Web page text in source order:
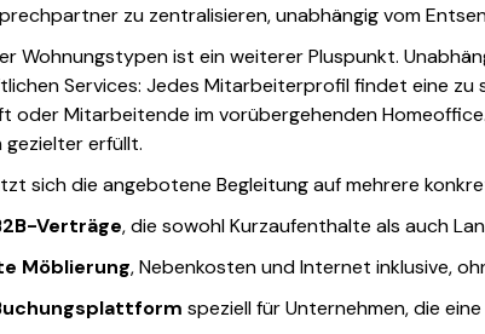
zu zentralisieren, unabhängig vom
Wohnungstypen ist ein weiterer Pluspunkt.
Services: Jedes Mitarbeiterprofil findet eine
oder Mitarbeitende im vorübergehenden
gezielter erfüllt.
sich die angebotene Begleitung auf mehrere
Verträge, die sowohl Kurzaufenthalte als auch
Möblierung, Nebenkosten und Internet inklusive,
speziell für Unternehmen, die